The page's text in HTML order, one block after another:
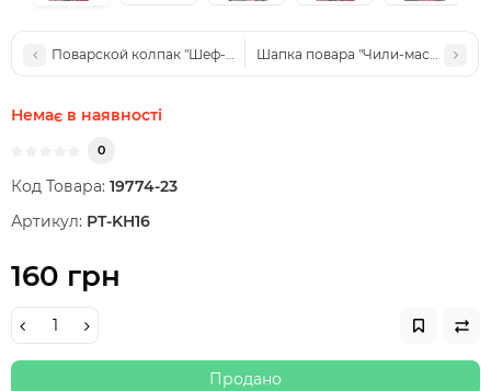
Поварской колпак "Шеф-Престиж" - Благородный бордо
Шапка повара "Чили-мастер"
Немає в наявності
0
Код Товара: 19774-23
Артикул: PT-KH16
160 грн
Продано